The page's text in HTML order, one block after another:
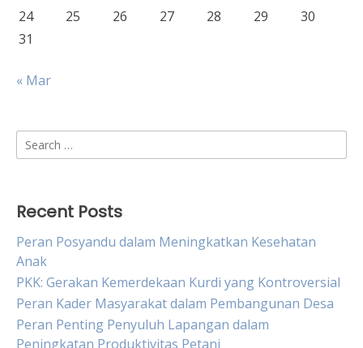
24
25 26 27 28 29
30
31
« Mar
Search
for:
Recent Posts
Peran Posyandu dalam Meningkatkan Kesehatan
Anak
PKK: Gerakan Kemerdekaan Kurdi yang Kontroversial
Peran Kader Masyarakat dalam Pembangunan Desa
Peran Penting Penyuluh Lapangan dalam
Peningkatan Produktivitas Petani